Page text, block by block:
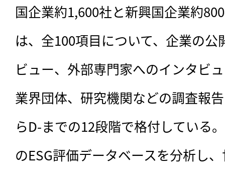
国企業約1,600社と新興国企業約
は、全100項目について、企業の
ビュー、外部専門家へのインタビ
業界団体、研究機関などの調査報
らD-までの12段階で格付している
のESG評価データベースを分析し